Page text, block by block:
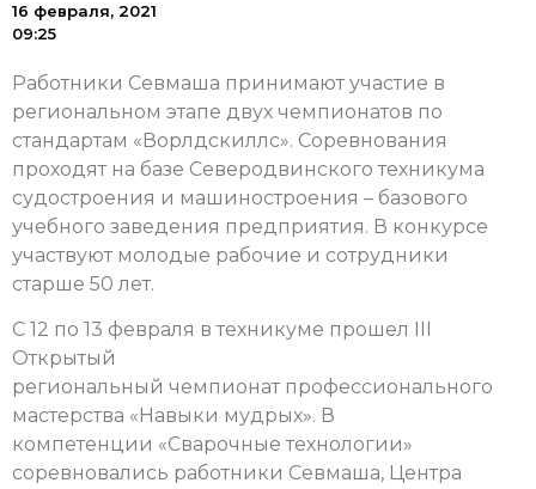
16 февраля, 2021
09:25
Работники Севмаша принимают участие в
региональном этапе двух чемпионатов по
стандартам «Ворлдскиллс». Соревнования
проходят на базе Северодвинского техникума
судостроения и машиностроения – базового
учебного заведения предприятия. В конкурсе
участвуют молодые рабочие и сотрудники
старше 50 лет.
C 12 по 13 февраля в техникуме прошел III
Открытый
региональный чемпионат профессионального
мастерства «Навыки мудрых». В
компетенции «Сварочные технологии»
соревновались работники Севмаша, Центра